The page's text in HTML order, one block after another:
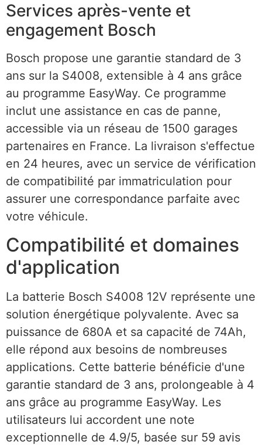
Services après-vente et
engagement Bosch
Bosch propose une garantie standard de 3
ans sur la S4008, extensible à 4 ans grâce
au programme EasyWay. Ce programme
inclut une assistance en cas de panne,
accessible via un réseau de 1500 garages
partenaires en France. La livraison s'effectue
en 24 heures, avec un service de vérification
de compatibilité par immatriculation pour
assurer une correspondance parfaite avec
votre véhicule.
Compatibilité et domaines
d'application
La batterie Bosch S4008 12V représente une
solution énergétique polyvalente. Avec sa
puissance de 680A et sa capacité de 74Ah,
elle répond aux besoins de nombreuses
applications. Cette batterie bénéficie d'une
garantie standard de 3 ans, prolongeable à 4
ans grâce au programme EasyWay. Les
utilisateurs lui accordent une note
exceptionnelle de 4.9/5, basée sur 59 avis